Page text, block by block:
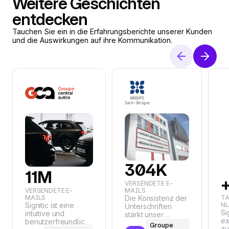
entdecken
Tauchen Sie ein in die Erfahrungsberichte unserer Kunden
und die Auswirkungen auf ihre Kommunikation.
11M
VERSENDETE E-
MAILS
Signitic ist eine
intuitive und
benutzerfreundliche
304K
VERSENDETE E-
MAILS
Die Konsistenz der
Unterschriften
stärkt unser
Markenimage, und
Groupe